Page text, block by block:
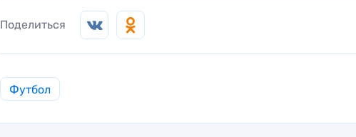
Поделиться
Футбол